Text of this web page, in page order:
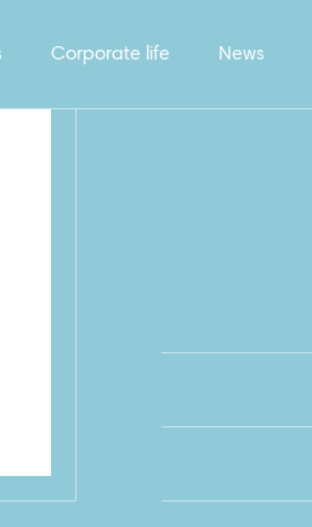
Corporate life News